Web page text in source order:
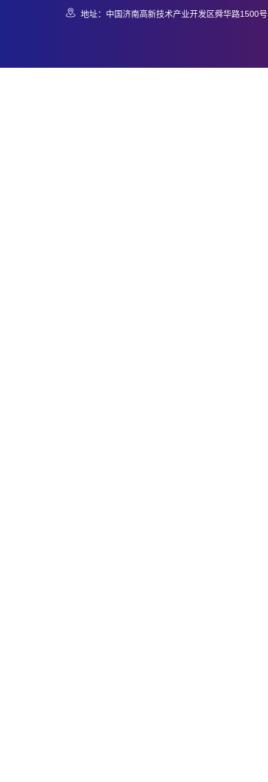
地址：中国济南高新技术产业开发区舜华路